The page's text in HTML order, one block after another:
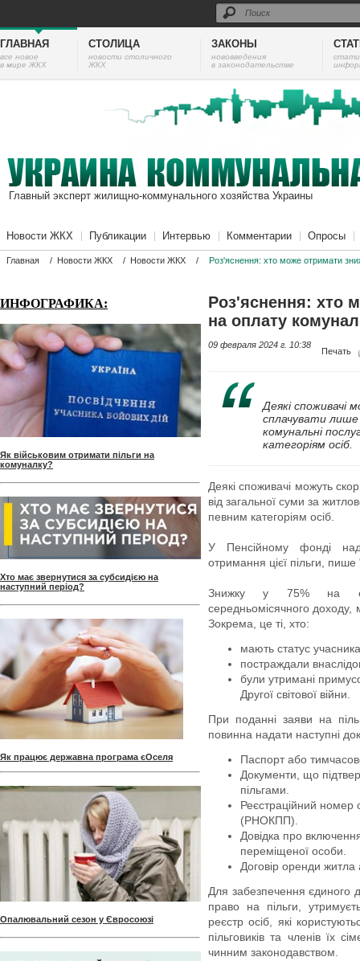
ГЛАВНАЯ
все новое
в мире ЖКХ
СТОЛИЦА
новости столичного
ЖКХ
ЗАКОНЫ
нововведения
в законодательстве
Главный эксперт жилищно-коммунального хозяйства Украины
Новости ЖКХ Публикации Интервью Комментарии Опросы
Главная / Новости ЖКХ / Новости ЖКХ / Роз'яснення: хто може отримати
ИНФОГРАФИКА:
Як військовим отримати пільги на
комуналку?
Хто має звернутися за субсидією на
наступний період?
Як працює державна програма єОселя
Опалювальний сезон у Євросоюзі
Роз'яснення: хто
на оплату
09 февраля 2024 г. 10:38
Печать
Деякі споживачі
сплачувати лише
комунальні
категоріям осіб.
Деякі споживачі можуть
від загальної суми за
певним категоріям осіб.
У Пенсійному фонді
отримання цієї пільги,
Знижку у 75% на
середньомісячного доходу,
Зокрема, це ті, хто:
мають статус
постраждали
були утримані
Другої світової війни.
При поданні заяви на
повинна надати наступні
Паспорт або
Документи, що
пільгами.
Реєстраційний номер
(РНОКПП).
Довідка про
переміщеної особи.
Договір оренди житла
Для забезпечення єдиного
право на пільги,
реєстр осіб, які
пільговиків та членів їх
чинним законодавством.